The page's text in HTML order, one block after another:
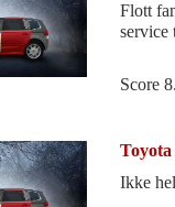
Flott
service
Score
Ikke